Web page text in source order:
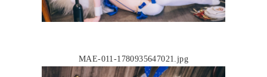
MAE-011-1780935647021.jpg